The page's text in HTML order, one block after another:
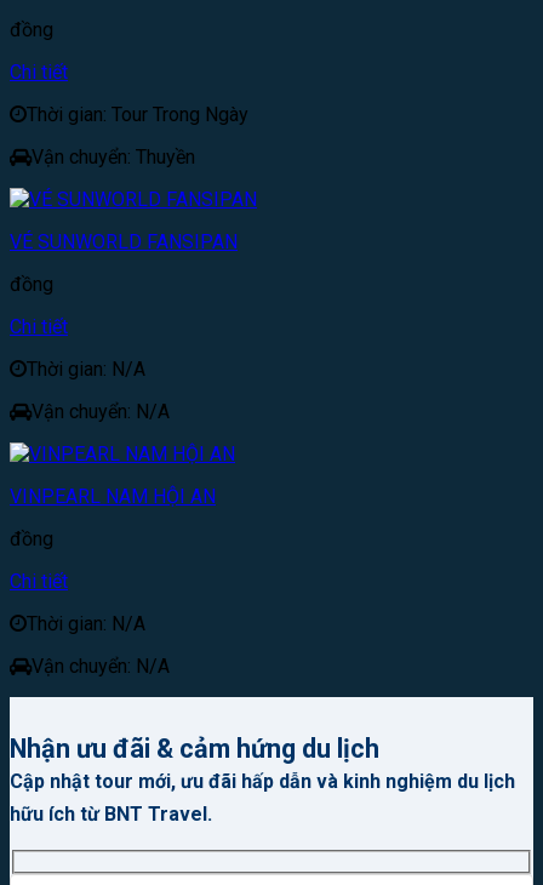
đồng
Chi tiết
Thời gian: Tour Trong Ngày
Vận chuyển: Thuyền
VÉ SUNWORLD FANSIPAN
đồng
Chi tiết
Thời gian: N/A
Vận chuyển: N/A
VINPEARL NAM HỘI AN
đồng
Chi tiết
Thời gian: N/A
Vận chuyển: N/A
Nhận ưu đãi & cảm hứng du lịch
Cập nhật tour mới, ưu đãi hấp dẫn và kinh nghiệm du lịch
hữu ích từ BNT Travel.